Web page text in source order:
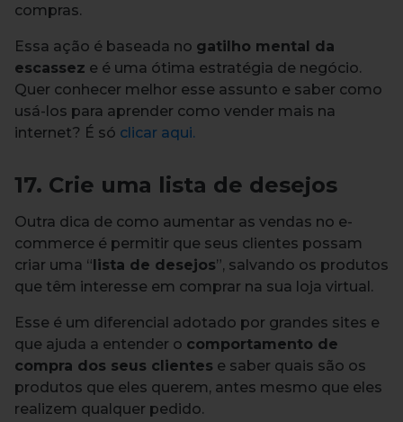
compras.
Essa ação é baseada no gatilho mental da
escassez e é uma ótima estratégia de negócio.
Quer conhecer melhor esse assunto e saber como
usá-los para aprender como vender mais na
internet? É só clicar aqui.
17. Crie uma lista de desejos
Outra dica de como aumentar as vendas no e-
commerce é permitir que seus clientes possam
criar uma “lista de desejos”, salvando os produtos
que têm interesse em comprar na sua loja virtual.
Esse é um diferencial adotado por grandes sites e
que ajuda a entender o comportamento de
compra dos seus clientes e saber quais são os
produtos que eles querem, antes mesmo que eles
realizem qualquer pedido.